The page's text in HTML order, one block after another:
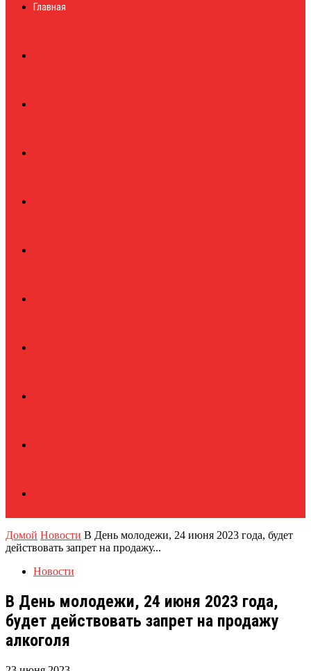
журналГлавная
Домой Новости В День молодежи, 24 июня 2023 года, будет
действовать запрет на продажу...
Новости
В День молодежи, 24 июня 2023 года,
будет действовать запрет на продажу
алкоголя